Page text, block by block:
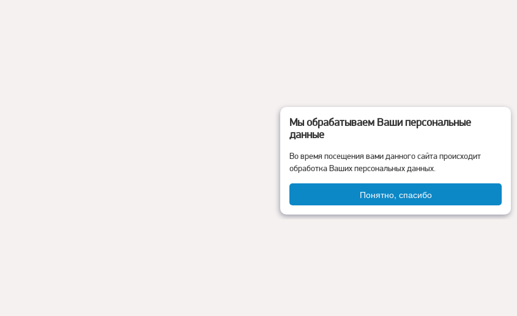
Мы обрабатываем Ваши персональные
данные
Во время посещения вами данного сайта происходит
обработка Ваших персональных данных.
Понятно, спасибо